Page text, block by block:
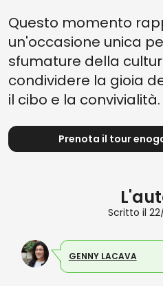
Questo momento
un'occasione unica
sfumature della
condividere la gioia
il cibo e la convivialità.
Prenota il tour
Scritto il
GENNY LACAVA